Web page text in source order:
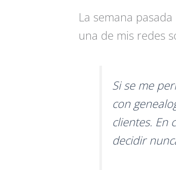
La semana
una de mis redes
Si se me
con
clientes. En
decidir